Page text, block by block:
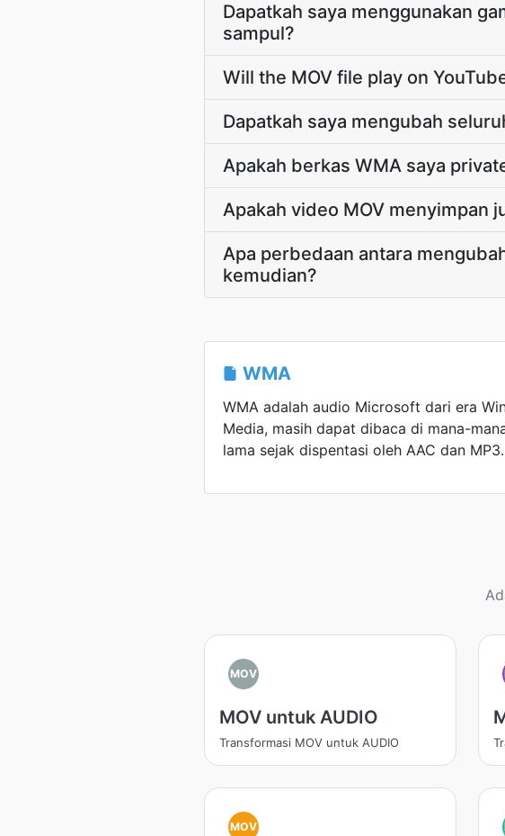
Dapatkah saya menggunakan
sampul?
Will the MOV file play on
Dapatkah saya mengubah
Apakah berkas WMA saya
Apakah video MOV menyimpan
Apa perbedaan antara
kemudian?
WMA
WMA adalah audio Microsoft dari era
Media, masih dapat dibaca di mana-
lama sejak dispentasi oleh AAC dan MP3.
MOV
MOV untuk AUDIO
Transformasi MOV untuk AUDIO
MOV